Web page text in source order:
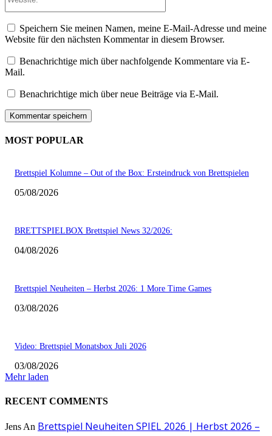
Speichern Sie meinen Namen, meine E-Mail-Adresse und meine
Website für den nächsten Kommentar in diesem Browser.
Benachrichtige mich über nachfolgende Kommentare via E-
Mail.
Benachrichtige mich über neue Beiträge via E-Mail.
MOST POPULAR
Brettspiel Kolumne – Out of the Box: Ersteindruck von Brettspielen
05/08/2026
BRETTSPIELBOX Brettspiel News 32/2026:
04/08/2026
Brettspiel Neuheiten – Herbst 2026: 1 More Time Games
03/08/2026
Video: Brettspiel Monatsbox Juli 2026
03/08/2026
Mehr laden
RECENT COMMENTS
Jens An Brettspiel Neuheiten SPIEL 2026 | Herbst 2026 –